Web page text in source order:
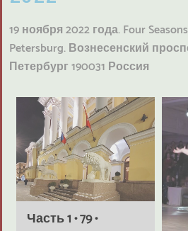
19 ноября 2022 года. Four
Petersburg. Вознесенский
Петербург 190031 Россия
Часть 1 • 79 •